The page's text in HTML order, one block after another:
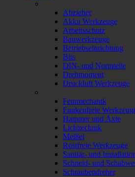
Abzieher
Akku Werkzeuge
Arbeitsschutz
Bauwerkzeuge
Betriebseinrichtung
Bits
DIN- und Normteile
Drehmoment
Druckluft Werkzeuge
Feinmechanik
Funkenfreie
Hammer und Äxte
Lichttechnik
Meißel
Rostfreie Werkzeuge
Sanitär- und
Schneid- und
Schraubendreher